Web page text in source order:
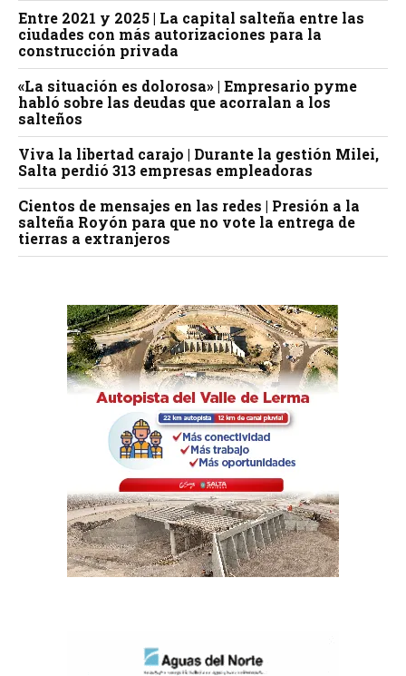
Entre 2021 y 2025 | La capital salteña entre las
ciudades con más autorizaciones para la
construcción privada
«La situación es dolorosa» | Empresario pyme
habló sobre las deudas que acorralan a los
salteños
Viva la libertad carajo | Durante la gestión Milei,
Salta perdió 313 empresas empleadoras
Cientos de mensajes en las redes | Presión a la
salteña Royón para que no vote la entrega de
tierras a extranjeros